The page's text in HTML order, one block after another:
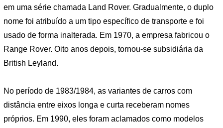
em uma série chamada Land Rover. Gradualmente, o duplo
nome foi atribuído a um tipo específico de transporte e foi
usado de forma inalterada. Em 1970, a empresa fabricou o
Range Rover. Oito anos depois, tornou-se subsidiária da
British Leyland.
No período de 1983/1984, as variantes de carros com
distância entre eixos longa e curta receberam nomes
próprios. Em 1990, eles foram aclamados como modelos